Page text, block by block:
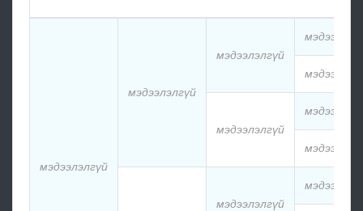
мэдээлэлгүй
мэдээлэлгүй
мэдээлэлгүй
мэдээлэлгүй
мэдээлэлгүй